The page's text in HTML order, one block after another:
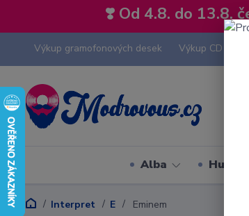
❣️ Od 4.8. do 13.8.
Výkup gramofonových desek Výkup CD
Alba
Interpret E Eminem